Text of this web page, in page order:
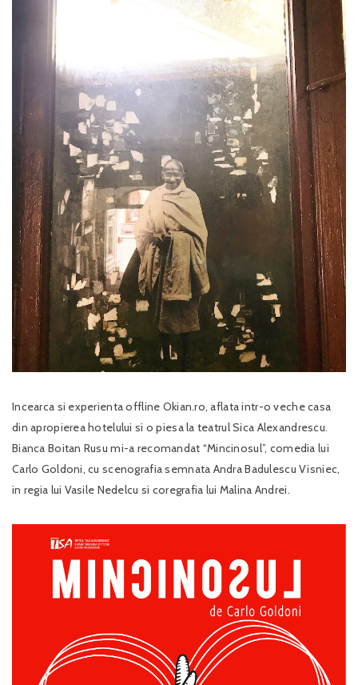
Incearca si experienta offline Okian.ro, aflata intr-o veche casa
din apropierea hotelului si o piesa la teatrul Sica Alexandrescu.
Bianca Boitan Rusu mi-a recomandat “Mincinosul”, comedia lui
Carlo Goldoni, cu scenografia semnata Andra Badulescu Visniec,
in regia lui Vasile Nedelcu si coregrafia lui Malina Andrei.